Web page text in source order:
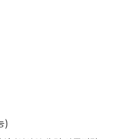
)